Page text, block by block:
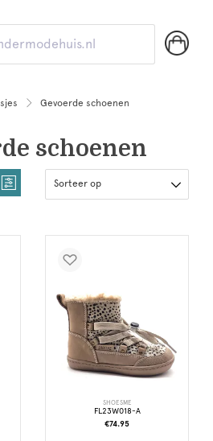
Gevoerde schoenen
schoenen
Sorteer op
SHOESME
FL23W018-A
€74.95